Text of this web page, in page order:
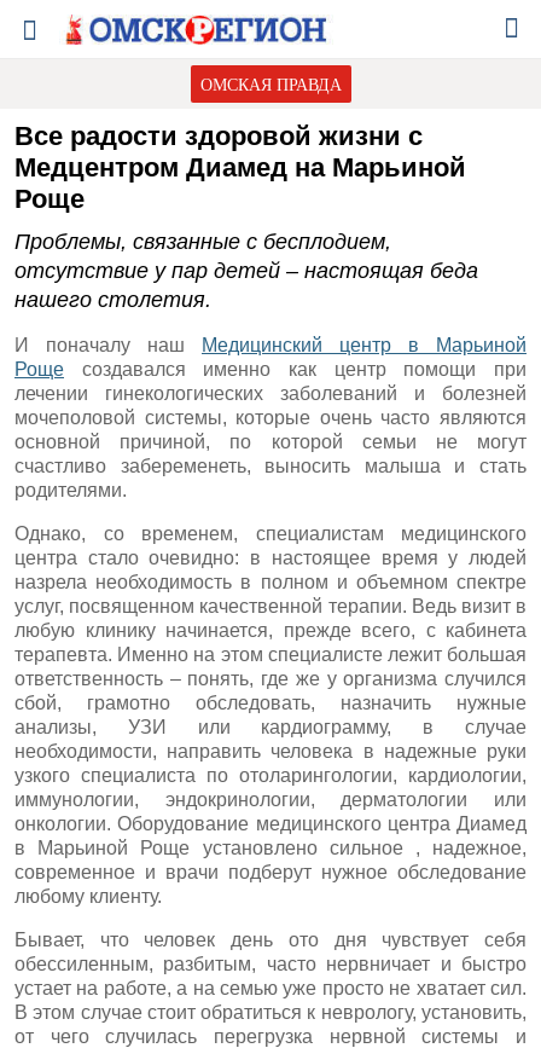
ОМСКАЯ ПРАВДА
Все радости здоровой жизни с
Медцентром Диамед на Марьиной
Роще
Проблемы, связанные с бесплодием,
отсутствие у пар детей – настоящая беда
нашего столетия.
И поначалу наш
Медицинский центр в Марьиной
Роще создавался именно как центр помощи при
лечении гинекологических заболеваний и болезней
мочеполовой системы, которые очень часто являются
основной причиной, по которой семьи не могут
счастливо забеременеть, выносить малыша и стать
родителями.
Однако, со временем, специалистам медицинского
центра стало очевидно: в настоящее время у людей
назрела необходимость в полном и объемном спектре
услуг, посвященном качественной терапии. Ведь визит в
любую клинику начинается, прежде всего, с кабинета
терапевта. Именно на этом специалисте лежит большая
ответственность – понять, где же у организма случился
сбой, грамотно обследовать, назначить нужные
анализы, УЗИ или кардиограмму, в случае
необходимости, направить человека в надежные руки
узкого специалиста по отоларингологии, кардиологии,
иммунологии, эндокринологии, дерматологии или
онкологии. Оборудование медицинского центра Диамед
в Марьиной Роще установлено сильное , надежное,
современное и врачи подберут нужное обследование
любому клиенту.
Бывает, что человек день ото дня чувствует себя
обессиленным, разбитым, часто нервничает и быстро
устает на работе, а на семью уже просто не хватает сил.
В этом случае стоит обратиться к неврологу, установить,
от чего случилась перегрузка нервной системы и